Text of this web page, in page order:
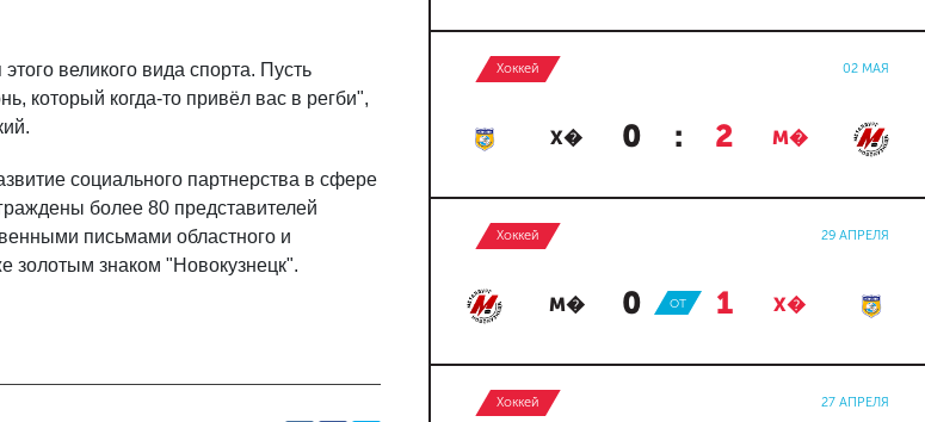
великого вида спорта. Пусть
который когда-то привёл вас в регби",
социального партнерства в сфере
более 80 представителей
письмами областного и
золотым знаком "Новокузнецк".
Хоккей 02 МАЯ
Х� 0 : 2 М�
Хоккей 29 АПРЕЛЯ
М� 0 : 1 Х�
ОТ
Хоккей 27 АПРЕЛЯ